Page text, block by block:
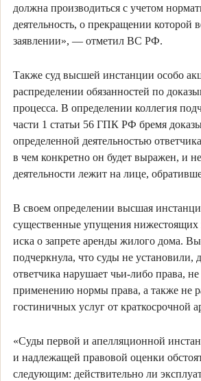
должна производиться с учетом
деятельность, о прекращении которой
заявлении», — отметил ВС РФ.
Также суд высшей инстанции особо
распределении обязанностей по
процесса. В определении коллегия
части 1 статьи 56 ГПК РФ бремя
определенной деятельностью
в чем конкретно он будет выражен, и
деятельности лежит на лице,
В своем определении высшая
существенные упущения
иска о запрете аренды жилого дома.
подчеркнула, что суды не установили,
ответчика нарушает чьи-либо права,
применению нормы права, а также не
гостиничных услуг от краткосрочной
«Суды первой и апелляционной
и надлежащей правовой оценки
следующим: действительно ли